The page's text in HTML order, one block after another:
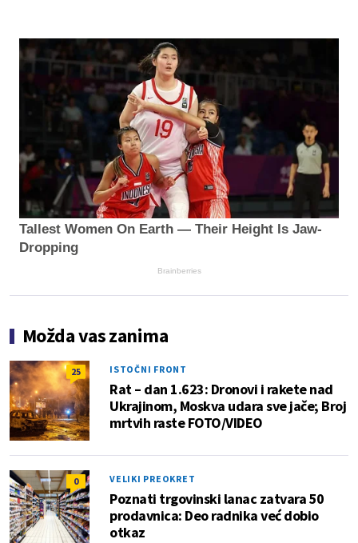
Tallest Women On Earth — Their Height Is Jaw-
Dropping
Brainberries
Možda vas zanima
25 ISTOČNI FRONT
Rat – dan 1.623: Dronovi i rakete nad
Ukrajinom, Moskva udara sve jače; Broj
mrtvih raste FOTO/VIDEO
0 VELIKI PREOKRET
Poznati trgovinski lanac zatvara 50
prodavnica: Deo radnika već dobio
otkaz